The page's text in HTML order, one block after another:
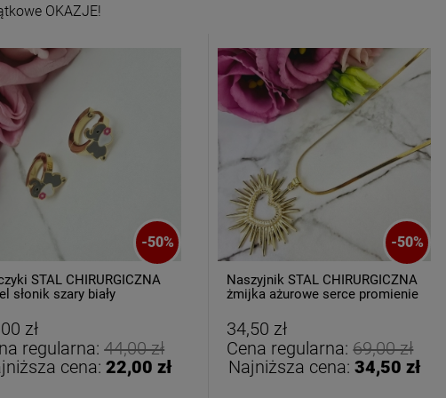
srebrna STAL
cyrkonie
69,00 zł
Bransoletka srebrna STAL
CHIRURGICZNA
modułowa czarne
koniczyny kryształki
79,00 zł
OKAZJE!
-50%
STAL CHIRURGICZNA
słonik szary biały
zł
regularna:44,00 zł
cena: 22,00 zł
-50%
Naszyjnik STAL CHIRURGICZNA
żmijka ażurowe serce promienie
34,50 zł
Cena regularna:69,00 zł
Najniższa cena: 34,50 zł